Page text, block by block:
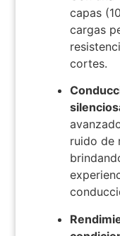
capas
cargas
cortes.
ruido de